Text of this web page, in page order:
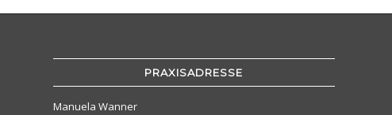
PRAXISADRESSE
Manuela Wanner